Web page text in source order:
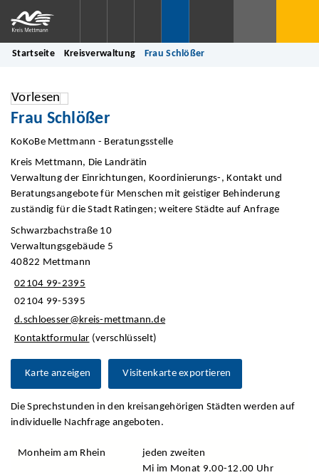
Startseite Kreisverwaltung Frau Schlößer
Vorlesen
Frau Schlößer
KoKoBe Mettmann - Beratungsstelle
Kreis Mettmann, Die Landrätin
Verwaltung der Einrichtungen, Koordinierungs-, Kontakt und
Beratungsangebote für Menschen mit geistiger Behinderung
zuständig für die Stadt Ratingen; weitere Städte auf Anfrage
Schwarzbachstraße 10
Verwaltungsgebäude 5
40822 Mettmann
02104 99-2395
02104 99-5395
d.schloesser@kreis-mettmann.de
Kontaktformular (verschlüsselt)
Karte anzeigen Visitenkarte exportieren
Die Sprechstunden in den kreisangehörigen Städten werden auf
individuelle Nachfrage angeboten.
Monheim am Rhein
jeden zweiten
Mi im Monat 9.00-12.00 Uhr